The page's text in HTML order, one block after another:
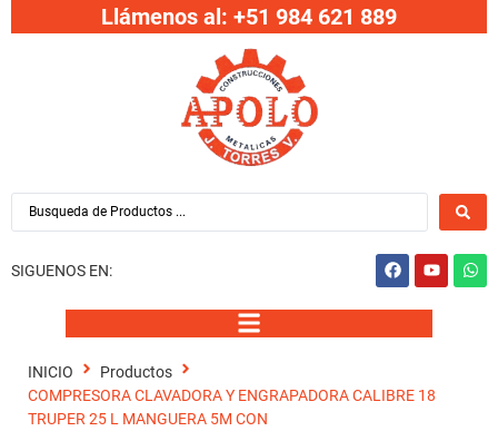
Llámenos al: +51 984 621 889
SIGUENOS EN:
INICIO
Productos
COMPRESORA CLAVADORA Y ENGRAPADORA CALIBRE 18
TRUPER 25 L MANGUERA 5M CON